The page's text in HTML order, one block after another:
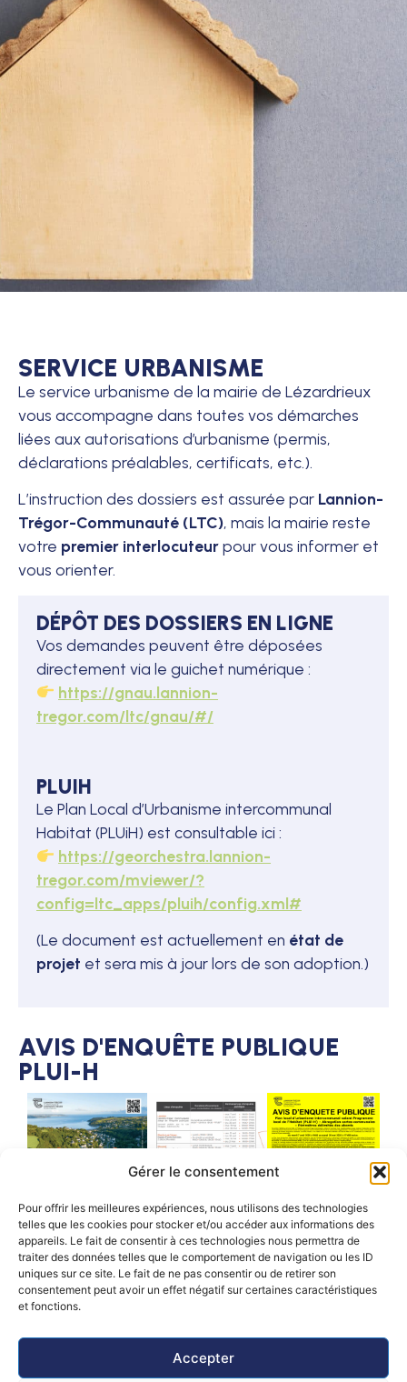
Gérer le consentement
Pour offrir les meilleures expériences, nous utilisons des technologies
telles que les cookies pour stocker et/ou accéder aux informations des
appareils. Le fait de consentir à ces technologies nous permettra de
traiter des données telles que le comportement de navigation ou les ID
uniques sur ce site. Le fait de ne pas consentir ou de retirer son
consentement peut avoir un effet négatif sur certaines caractéristiques
et fonctions.
Accepter
SERVICE URBANISME
Le service urbanisme de la mairie de Lézardrieux
vous accompagne dans toutes vos démarches
liées aux autorisations d’urbanisme (permis,
déclarations préalables, certificats, etc.).
L’instruction des dossiers est assurée par Lannion-
Trégor-Communauté (LTC), mais la mairie reste
votre premier interlocuteurpour vous informer et
vous orienter.
DÉPÔT DES DOSSIERS EN LIGNE
Vos demandes peuvent être déposées
directement via le guichet numérique :
https://gnau.lannion-
tregor.com/ltc/gnau/#/
PLUIH
Le Plan Local d’Urbanisme intercommunal
Habitat (PLUiH) est consultable ici :
https://georchestra.lannion-
tregor.com/mviewer/?
config=ltc_apps/pluih/config.xml#
(Le document est actuellement en état de
projet et sera mis à jour lors de son adoption.)
AVIS D'ENQUÊTE PUBLIQUE
PLUI-H
RÔLE DU SERVICE URBANISME
La mairie vous aide à :
comprendre vos démarches,